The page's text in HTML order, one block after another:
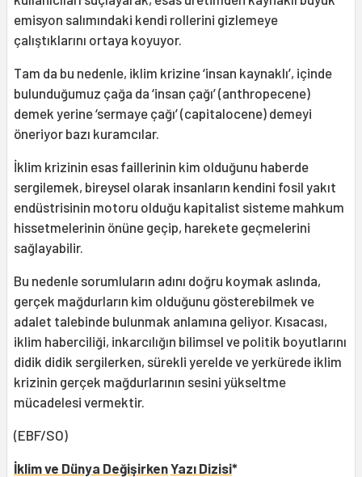
emisyon salımındaki kendi rollerini gizlemeye
çalıştıklarını ortaya koyuyor.
Tam da bu nedenle, iklim krizine ‘insan kaynaklı’, içinde
bulunduğumuz çağa da ‘insan çağı’ (anthropecene)
demek yerine ‘sermaye çağı’ (capitalocene) demeyi
öneriyor bazı kuramcılar.
İklim krizinin esas faillerinin kim olduğunu haberde
sergilemek, bireysel olarak insanların kendini fosil yakıt
endüstrisinin motoru olduğu kapitalist sisteme mahkum
hissetmelerinin önüne geçip, harekete geçmelerini
sağlayabilir.
Bu nedenle sorumluların adını doğru koymak aslında,
gerçek mağdurların kim olduğunu gösterebilmek ve
adalet talebinde bulunmak anlamına geliyor. Kısacası,
iklim haberciliği, inkarcılığın bilimsel ve politik boyutlarını
didik didik sergilerken, sürekli yerelde ve yerkürede iklim
krizinin gerçek mağdurlarının sesini yükseltme
mücadelesi vermektir.
(EBF/SO)
İklim ve Dünya DeğişirkenYazı Dizisi*